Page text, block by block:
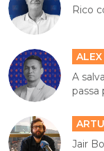
Rico
A
passa
Jair